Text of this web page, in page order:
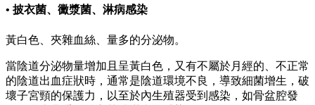
• 披衣菌、黴漿菌、淋病感染
黃白色、夾雜血絲、量多的分泌物。
當陰道分泌物量增加且呈黃白色，又有不屬於月經的、不正常
的陰道出血症狀時，通常是陰道環境不良，導致細菌增生，破
壞子宮頸的保護力，以至於內生殖器受到感染，如骨盆腔發